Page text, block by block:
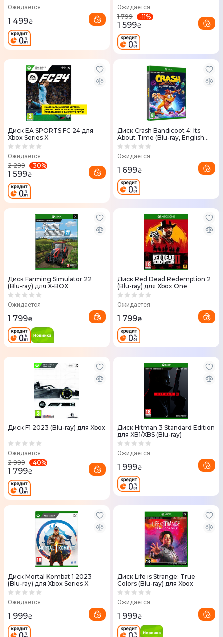
Ожидается
1 499₴
Ожидается
1 799 -11%
1 599₴
Диск EA SPORTS FC 24 для
Xbox Series X
Ожидается
2 299 -30%
1 599₴
Диск Crash Bandicoot 4: Its
About Time (Blu-ray, English
version) для Xbox
Ожидается
1 699₴
Диск Farming Simulator 22
(Blu-ray) для X-BOX
Ожидается
1 799₴
Диск Red Dead Redemption 2
(Blu-ray) для Xbox One
Ожидается
1 799₴
Диск F1 2023 (Blu-ray) для Xbox
Ожидается
2 999 -40%
1 799₴
Диск Hitman 3 Standard Edition
для XB1/XBS (Blu-ray)
Ожидается
1 999₴
Диск Mortal Kombat 1 2023
(Blu-ray) для Xbox Series X
Ожидается
1 999₴
Диск Life is Strange: True
Colors (Blu-ray) для Xbox
Ожидается
1 999₴